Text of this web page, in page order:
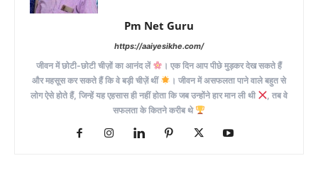
Pm Net Guru
https://aaiyesikhe.com/
जीवन में छोटी-छोटी चीज़ों का आनंद लें
। एक दिन आप पीछे मुड़कर देख सकते हैं
और महसूस कर सकते हैं कि वे बड़ी चीज़ें थीं
। जीवन में असफलता पाने वाले बहुत से
लोग ऐसे होते हैं, जिन्हें यह एहसास ही नहीं होता कि जब उन्होंने हार मान ली थी
, तब वे
सफलता के कितने करीब थे